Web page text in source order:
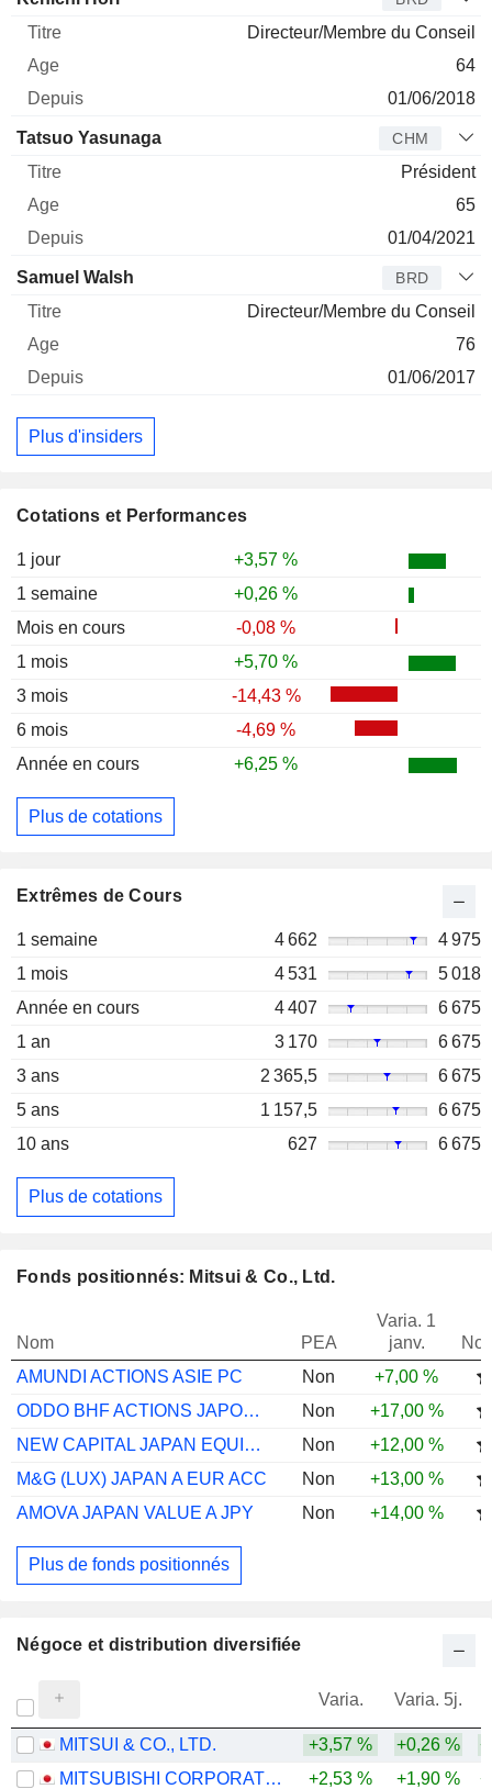
Cotations et Performances
1 jour
+3,57 %
1 semaine
+0,26 %
Mois en cours
-0,08 %
1 mois
+5,70 %
3 mois
-14,43 %
6 mois
-4,69 %
Année en cours
+6,25 %
Plus de cotations
Extrêmes de Cours
1 semaine 4 662
4 975
1 mois
4 531
5 018
Année en cours
4 407
6 675
1 an
3 170
6 675
3 ans
2 365,5
6 675
5 ans
1 157,5
6 675
10 ans
627 6 675
Plus de cotations
Directeur/Membre du Conseil
64
01/06/2018
Tatsuo Yasunaga CHM
Président
65
01/04/2021
Samuel Walsh BRD
Directeur/Membre du Conseil
76
01/06/2017
Plus d'insiders
Fonds positionnés: Mitsui & Co., Ltd.
Nom PEA
Varia. 1
janv.
AMUNDI ACTIONS ASIE PC
Non
+7,00 %
ODDO BHF ACTIONS JAPON CR-EUR
Non
+17,00 %
NEW CAPITAL JAPAN EQUITY JPY INST ACC
Non
+12,00 %
M&G (LUX) JAPAN A EUR ACC
Non
+13,00 %
AMOVA JAPAN VALUE A JPY
Non +14,00 %
Plus de fonds positionnés
Négoce et distribution diversifiée
Varia. Varia. 5j.
MITSUI & CO., LTD. +3,57 % +0,26 %
MITSUBISHI CORPORATION
+2,53 % +1,90 %